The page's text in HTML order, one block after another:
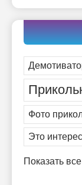
Фото
Это
Показать